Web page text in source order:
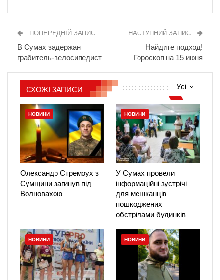
ПОПЕРЕДНІЙ ЗАПИС
В Сумах задержан
грабитель-велосипедист
НАСТУПНИЙ ЗАПИС
Найдите подход!
Гороскоп на 15 июня
Усі
СХОЖІ ЗАПИСИ
НОВИНИ
Олександр Стремоух з
Сумщини загинув під
Волновахою
НОВИНИ
У Сумах провели
інформаційні зустрічі
для мешканців
пошкоджених
обстрілами будинків
НОВИНИ НОВИНИ